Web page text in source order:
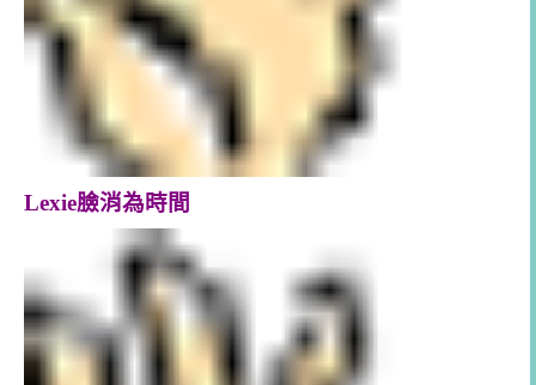
Lexie臉消為時間